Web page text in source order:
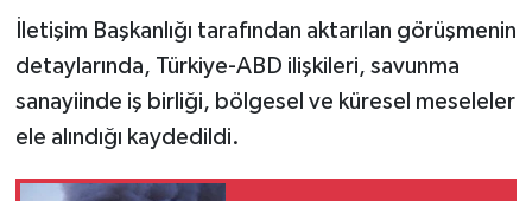
İletişim Başkanlığı tarafından aktarılan görüşmenin
detaylarında, Türkiye-ABD ilişkileri, savunma
sanayiinde iş birliği, bölgesel ve küresel meseleler
ele alındığı kaydedildi.